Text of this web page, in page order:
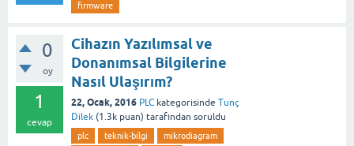
firmware
0
oy
1
cevap
Cihazın Yazılımsal ve
Donanımsal Bilgilerine
Nasıl Ulaşırım?
22, Ocak, 2016 PLC kategorisinde Tunç
Dilek (1.3k puan) tarafından soruldu
plc teknik-bilgi
mikrodiagram